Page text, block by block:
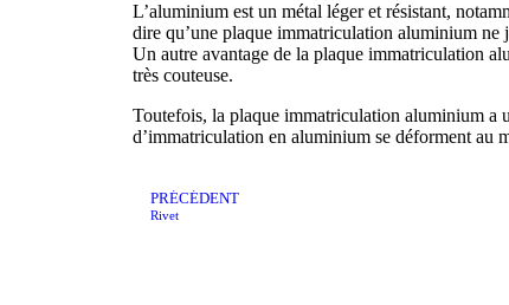
L’aluminium est un métal léger et résistant,
dire qu’une plaque immatriculation aluminium ne
Un autre avantage de la plaque immatriculation
très couteuse.
Toutefois, la plaque immatriculation aluminium a
d’immatriculation en aluminium se déforment au
PRÉCÉDENT
Rivet